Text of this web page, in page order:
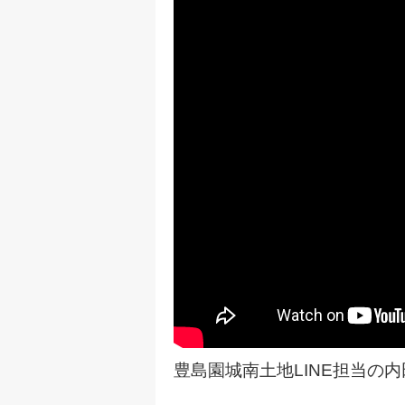
豊島園城南土地LINE担当の